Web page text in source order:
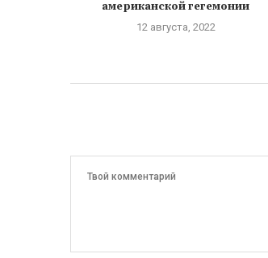
американской гегемонии
12 августа, 2022